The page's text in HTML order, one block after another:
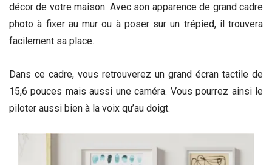
décor de votre maison. Avec son apparence de grand cadre
photo à fixer au mur ou à poser sur un trépied, il trouvera
facilement sa place.
Dans ce cadre, vous retrouverez un grand écran tactile de
15,6 pouces mais aussi une caméra. Vous pourrez ainsi le
piloter aussi bien à la voix qu’au doigt.